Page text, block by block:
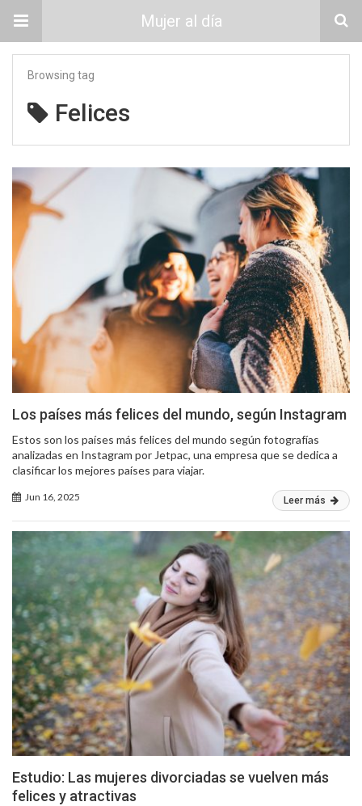
Mujer al día
Browsing tag
Felices
Los países más felices del mundo, según Instagram
Estos son los países más felices del mundo según fotografías
analizadas en Instagram por Jetpac, una empresa que se dedica a
clasificar los mejores países para viajar.
Jun 16, 2025 Leer más
Estudio: Las mujeres divorciadas se vuelven más
felices y atractivas